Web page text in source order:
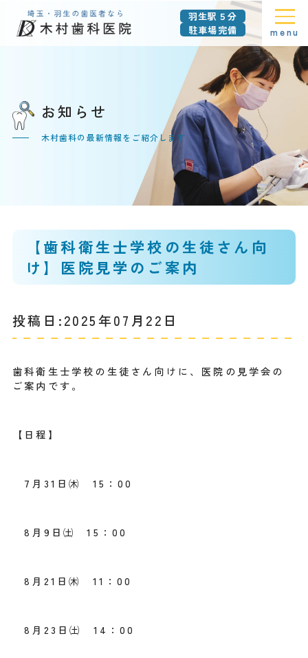
羽生駅５分
駐車場完備
menu
お知らせ
木村歯科の最新情報をご紹介します
【歯科衛生士学校の生徒さん向
け】医院見学のご案内
投稿日:2025年07月22日
歯科衛生士学校の生徒さん向けに、医院の見学会の
ご案内です。
【日程】
7月31日㈭ 15：00
8月9日㈯ 15：00
8月21日㈭ 11：00
8月23日㈯ 14：00